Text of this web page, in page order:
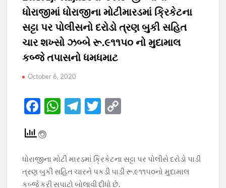
ધોરાજીમાં ધોરાજીના મોટીમારડમાં ક્રિકેટના
સટ્ટા પર પોલીસનો દરોડો ત્રણ બુકી સહિત
ચાર શખ્સો ઝબ્બે રૂ.૯૧૧૫૦ નો મુદામાલ
કબ્જે તપાસનો ધમધમાટ
October 6, 2020
F
e
b
o
W
s
A
T
gr
a
T
er y
Li
ધોરાજીના મોટી મારડમાં ક્રિકેટના સટ્ટા પર પોલીસે દરોડો પાડી
ત્રણ બુકી સહિત ચારને પકડી પાડી રૂ.૯૧૧૫૦નો મુદામાલ
કબ્જે કરી સપાટો બોલાવી દીધો છે.